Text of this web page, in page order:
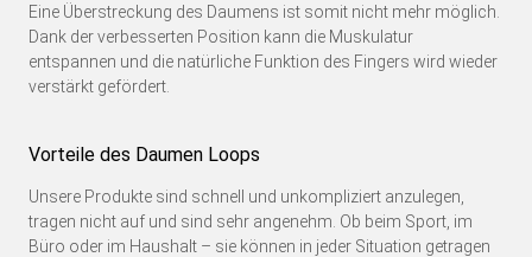
Eine Überstreckung des Daumens ist somit nicht mehr möglich.
Dank der verbesserten Position kann die Muskulatur
entspannen und die natürliche Funktion des Fingers wird wieder
verstärkt gefördert.
Vorteile des Daumen Loops
Unsere Produkte sind schnell und unkompliziert anzulegen,
tragen nicht auf und sind sehr angenehm. Ob beim Sport, im
Büro oder im Haushalt – sie können in jeder Situation getragen